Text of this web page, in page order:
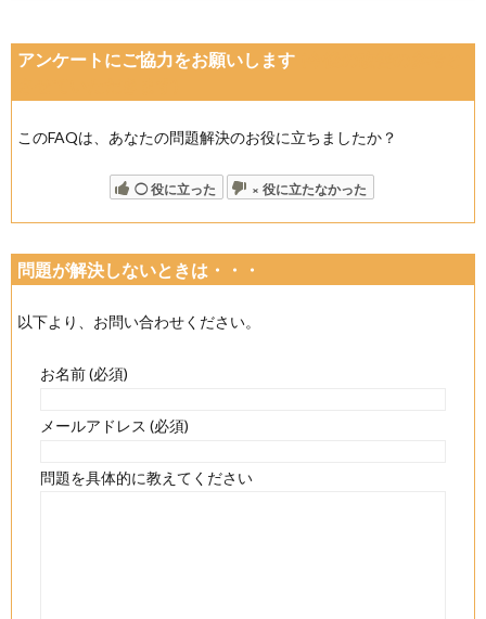
アンケートにご協力をお願いします
このFAQは、あなたの問題解決のお役に立ちましたか？
◯ 役に立った × 役に立たなかった
問題が解決しないときは・・・
以下より、お問い合わせください。
お名前 (必須)
メールアドレス (必須)
問題を具体的に教えてください